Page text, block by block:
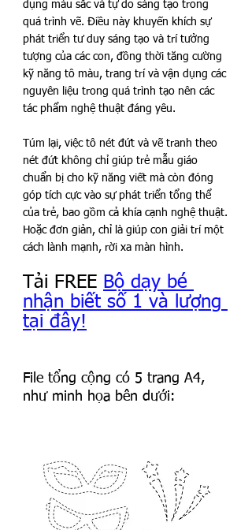
dụng màu sắc và tự do sáng tạo trong
quá trình vẽ. Điều này khuyến khích sự
phát triển tư duy sáng tạo và trí tưởng
tượng của các con, đồng thời tăng cường
kỹ năng tô màu, trang trí và vận dụng các
nguyên liệu trong quá trình tạo nên các
tác phẩm nghệ thuật đáng yêu.
Túm lại, việc tô nét đứt và vẽ tranh theo
nét đứt không chỉ giúp trẻ mẫu giáo
chuẩn bị cho kỹ năng viết mà còn đóng
góp tích cực vào sự phát triển tổng thể
của trẻ, bao gồm cả khía cạnh nghệ thuật.
Hoặc đơn giản, chỉ là giúp con giải trí một
cách lành mạnh, rời xa màn hình.
Tải FREE Bộ dạy bé
nhận biết số 1 và lượng
tại đây!
File tổng cộng có 5 trang A4,
như minh họa bên dưới: